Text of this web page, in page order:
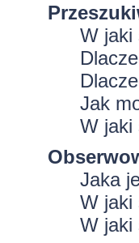
W jaki
Jak
W jaki
Jaka
W jaki
W jaki